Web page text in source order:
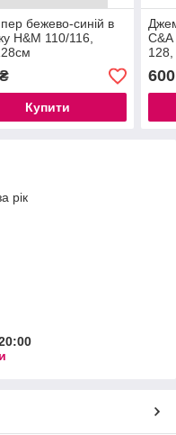
бежево-синій в
H&M 110/116,
Купити
600
рік